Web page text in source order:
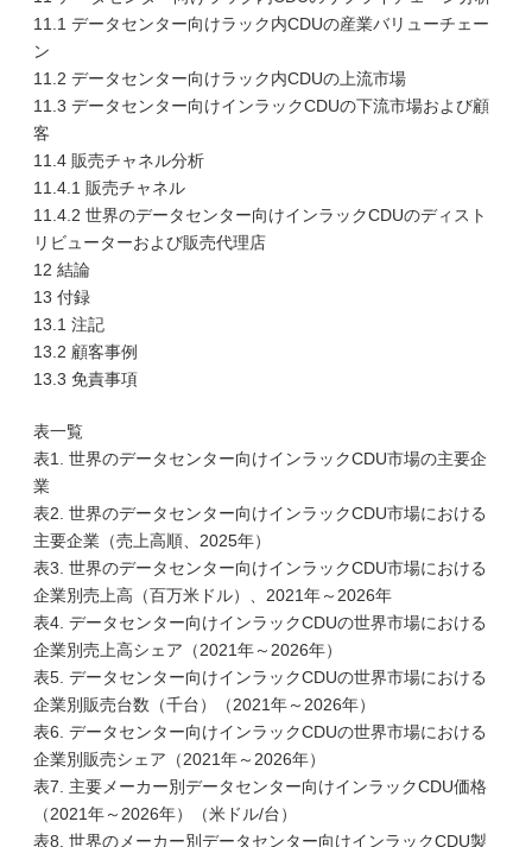
11.1 データセンター向けラック内CDUの産業バリューチェー
ン
11.2 データセンター向けラック内CDUの上流市場
11.3 データセンター向けインラックCDUの下流市場および顧
客
11.4 販売チャネル分析
11.4.1 販売チャネル
11.4.2 世界のデータセンター向けインラックCDUのディスト
リビューターおよび販売代理店
12 結論
13 付録
13.1 注記
13.2 顧客事例
13.3 免責事項
表一覧
表1. 世界のデータセンター向けインラックCDU市場の主要企
業
表2. 世界のデータセンター向けインラックCDU市場における
主要企業（売上高順、2025年）
表3. 世界のデータセンター向けインラックCDU市場における
企業別売上高（百万米ドル）、2021年～2026年
表4. データセンター向けインラックCDUの世界市場における
企業別売上高シェア（2021年～2026年）
表5. データセンター向けインラックCDUの世界市場における
企業別販売台数（千台）（2021年～2026年）
表6. データセンター向けインラックCDUの世界市場における
企業別販売シェア（2021年～2026年）
表7. 主要メーカー別データセンター向けインラックCDU価格
（2021年～2026年）（米ドル/台）
表8. 世界のメーカー別データセンター向けインラックCDU製